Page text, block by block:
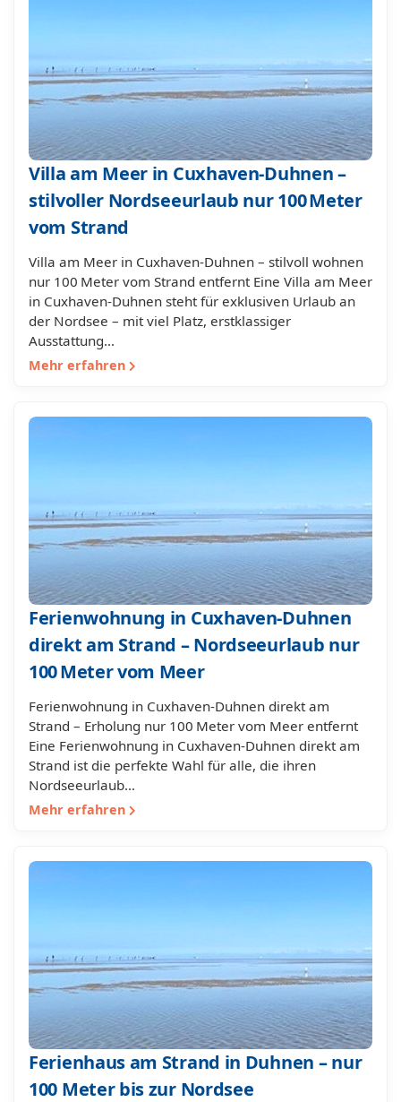
Villa am Meer in Cuxhaven-Duhnen –
stilvoller Nordseeurlaub nur 100 Meter
vom Strand
Villa am Meer in Cuxhaven-Duhnen – stilvoll wohnen
nur 100 Meter vom Strand entfernt Eine Villa am Meer
in Cuxhaven-Duhnen steht für exklusiven Urlaub an
der Nordsee – mit viel Platz, erstklassiger
Ausstattung…
Mehr erfahren
Ferienwohnung in Cuxhaven-Duhnen
direkt am Strand – Nordseeurlaub nur
100 Meter vom Meer
Ferienwohnung in Cuxhaven-Duhnen direkt am
Strand – Erholung nur 100 Meter vom Meer entfernt
Eine Ferienwohnung in Cuxhaven-Duhnen direkt am
Strand ist die perfekte Wahl für alle, die ihren
Nordseeurlaub…
Mehr erfahren
Ferienhaus am Strand in Duhnen – nur
100 Meter bis zur Nordsee